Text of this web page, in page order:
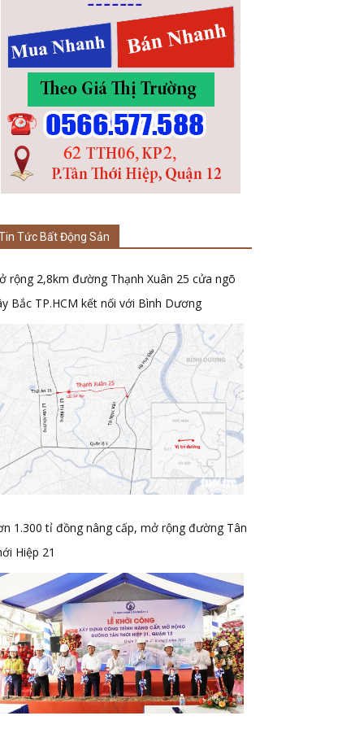
Tức Bất Động Sản
rộng 2,8km đường Thạnh Xuân 25 cửa ngõ
Bắc TP.HCM kết nối với Bình Dương
1.300 tỉ đồng nâng cấp, mở rộng đường Tân
Hiệp 21